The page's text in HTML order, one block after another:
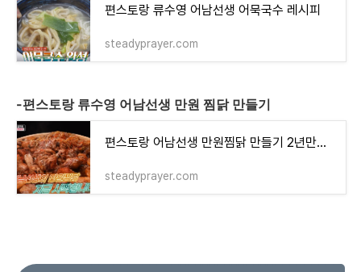
편스토랑 류수영 어남선생 어묵국수 레시피
steadyprayer.com
-편스토랑 류수영 어남선생 만원 찜닭 만들기
편스토랑 어남선생 만원찜닭 만들기 2년만에 성공한 레시피
steadyprayer.com